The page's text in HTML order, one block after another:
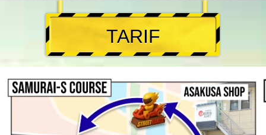
TARIF